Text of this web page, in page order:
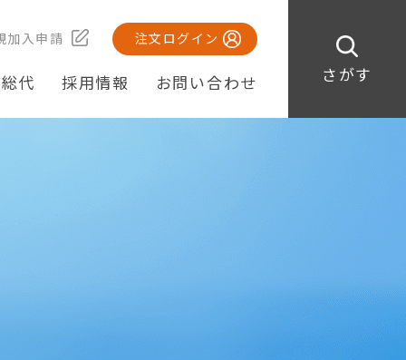
さがす
加入申請 注文ログイン
代 採用情報 お問い合わせ